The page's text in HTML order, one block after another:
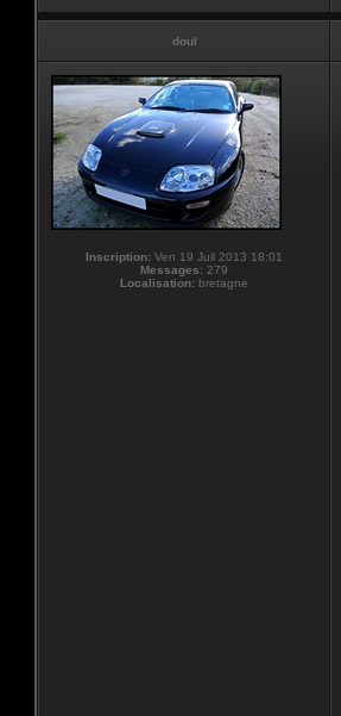
doul
Inscription: Ven 19 Juil 2013 18:01
Messages: 279
Localisation: bretagne